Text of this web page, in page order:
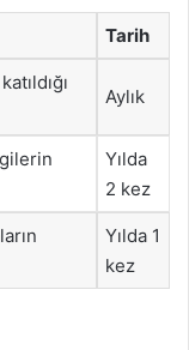
Tarih
Aylık
Yılda
2 kez
Yılda 1
kez